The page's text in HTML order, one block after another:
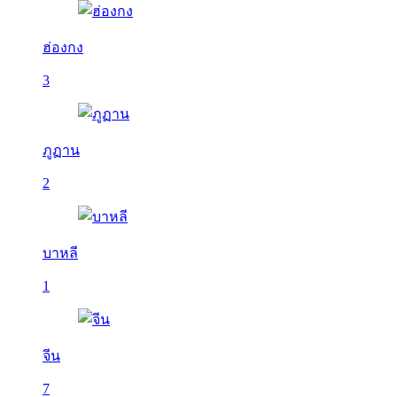
ฮ่องกง
3
ภูฏาน
2
บาหลี
1
จีน
7